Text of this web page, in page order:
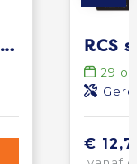
Braavos 2 True Wireless auto pair oordopjes
29
€